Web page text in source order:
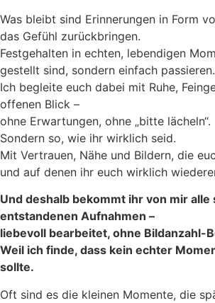
Was bleibt sind Erinnerungen in Form
das Gefühl zurückbringen.
Festgehalten in echten, lebendigen
gestellt sind, sondern einfach passieren.
Ich begleite euch dabei mit Ruhe,
offenen Blick –
ohne Erwartungen, ohne „bitte lächeln“.
Sondern so, wie ihr wirklich seid.
Mit Vertrauen, Nähe und Bildern, die
und auf denen ihr euch wirklich
Und deshalb bekommt ihr von mir alle
entstandenen Aufnahmen –
liebevoll bearbeitet, ohne Bildanzahl-
Weil ich finde, dass kein echter
sollte.
Oft sind es die kleinen Momente, die